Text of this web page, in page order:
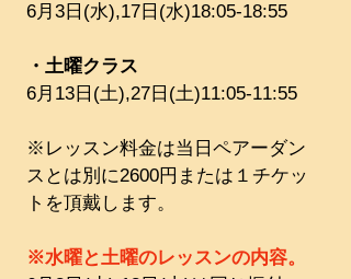
6月3日(水),17日(水)18:05-18:55
・土曜クラス
6月13日(土),27日(土)11:05-11:55
※レッスン料金は当日ペアーダン
スとは別に2600円または１チケッ
トを頂戴します。
※水曜と土曜のレッスンの内容。